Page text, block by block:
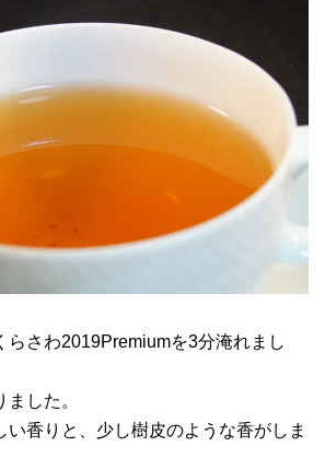
らさわ2019Premiumを3分淹れまし
した。
い香りと、少し樹皮のような香がしま